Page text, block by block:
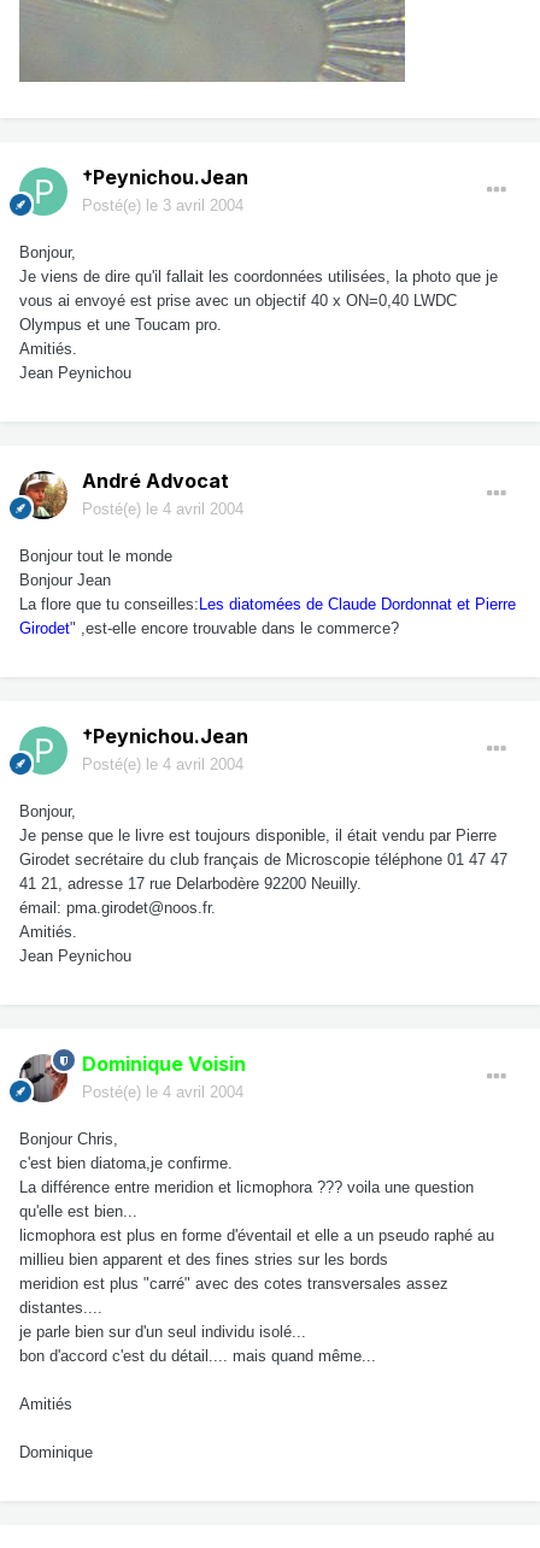
†Peynichou.Jean
Posté(e) le 3 avril 2004
Bonjour,
Je viens de dire qu'il fallait les coordonnées utilisées, la photo que je
vous ai envoyé est prise avec un objectif 40 x ON=0,40 LWDC
Olympus et une Toucam pro.
Amitiés.
Jean Peynichou
André Advocat
Posté(e) le 4 avril 2004
Bonjour tout le monde
Bonjour Jean
La flore que tu conseilles: Les diatomées de Claude Dordonnat et Pierre
Girodet" ,est-elle encore trouvable dans le commerce?
†Peynichou.Jean
Posté(e) le 4 avril 2004
Bonjour,
Je pense que le livre est toujours disponible, il était vendu par Pierre
Girodet secrétaire du club français de Microscopie téléphone 01 47 47
41 21, adresse 17 rue Delarbodère 92200 Neuilly.
émail: pma.girodet@noos.fr.
Amitiés.
Jean Peynichou
Dominique Voisin
Posté(e) le 4 avril 2004
Bonjour Chris,
c'est bien diatoma,je confirme.
La différence entre meridion et licmophora ??? voila une question
qu'elle est bien...
licmophora est plus en forme d'éventail et elle a un pseudo raphé au
millieu bien apparent et des fines stries sur les bords
meridion est plus "carré" avec des cotes transversales assez
distantes....
je parle bien sur d'un seul individu isolé...
bon d'accord c'est du détail.... mais quand même...
Amitiés
Dominique